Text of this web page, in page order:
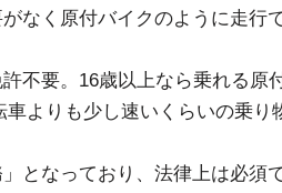
なく原付バイクのように走行
不要。16歳以上なら乗れる原
よりも少し速いくらいの乗り
となっており、法律上は必須